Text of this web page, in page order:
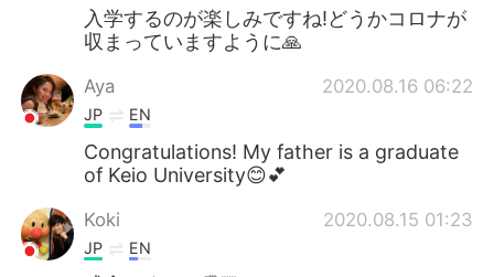
入学するのが楽しみですね!どうかコロナが
収まっていますように🙏
Aya 2020.08.16 06:22
JP EN
Congratulations! My father is a graduate
of Keio University😊💕
Koki 2020.08.15 01:23
JP EN